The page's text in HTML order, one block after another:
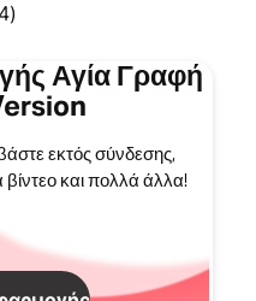
Αγία Γραφή
εκτός σύνδεσης,
και πολλά άλλα!